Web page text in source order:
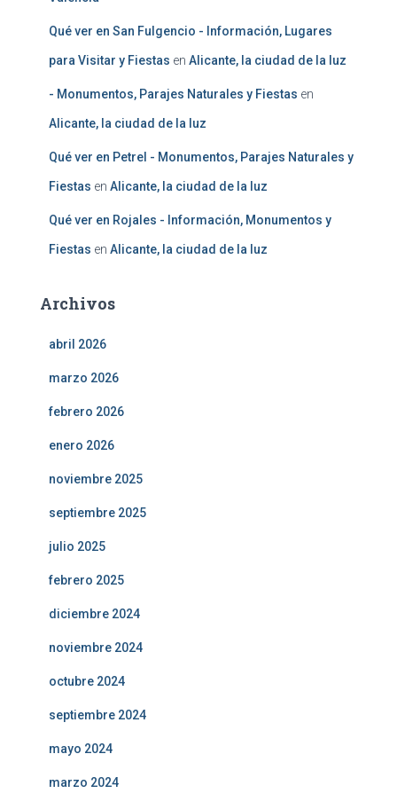
Qué ver en San Fulgencio - Información, Lugares
para Visitar y Fiestas en Alicante, la ciudad de la luz
- Monumentos, Parajes Naturales y Fiestas en
Alicante, la ciudad de la luz
Qué ver en Petrel - Monumentos, Parajes Naturales y
Fiestas en Alicante, la ciudad de la luz
Qué ver en Rojales - Información, Monumentos y
Fiestas en Alicante, la ciudad de la luz
Archivos
abril 2026
marzo 2026
febrero 2026
enero 2026
noviembre 2025
septiembre 2025
julio 2025
febrero 2025
diciembre 2024
noviembre 2024
octubre 2024
septiembre 2024
mayo 2024
marzo 2024